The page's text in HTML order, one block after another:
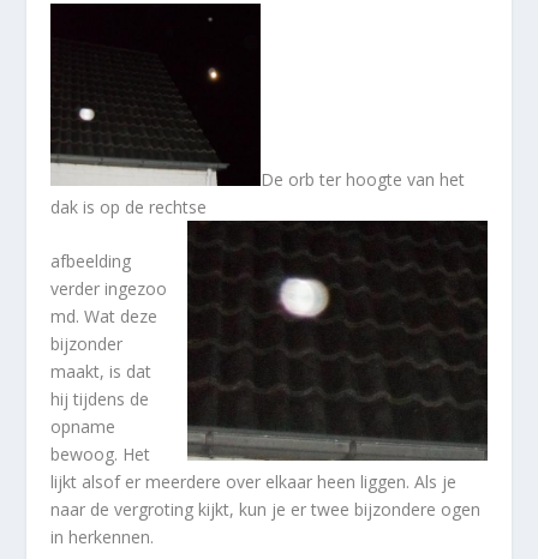
De orb ter hoogte van het
dak is op de rechtse
afbeelding
verder ingezoo
md. Wat deze
bijzonder
maakt, is dat
hij tijdens de
opname
bewoog. Het
lijkt alsof er meerdere over elkaar heen liggen. Als je
naar de vergroting kijkt, kun je er twee bijzondere ogen
in herkennen.